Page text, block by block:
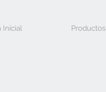
Inicial Productos